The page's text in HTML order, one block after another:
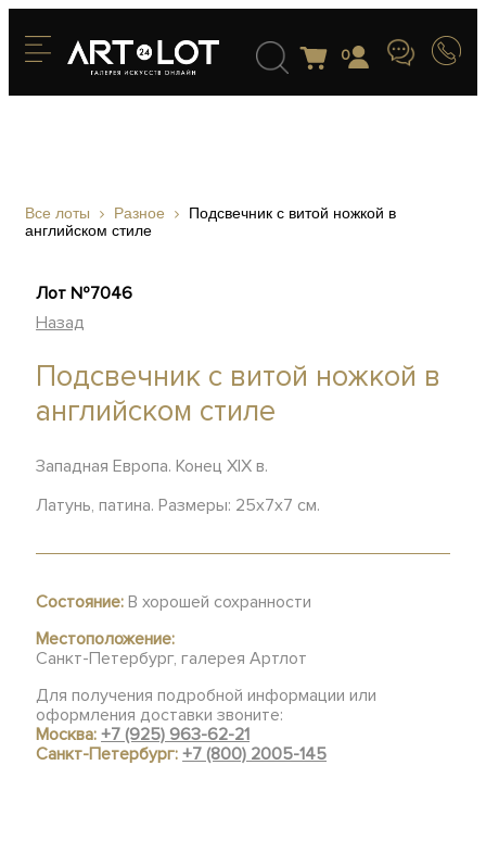
0
Все лоты Разное
Подсвечник с витой ножкой в
английском стиле
Лот №7046
Назад
Подсвечник с витой ножкой в
английском стиле
Западная Европа. Конец XIX в.
Латунь, патина. Размеры: 25х7х7 см.
Состояние: В хорошей сохранности
Местоположение:
Санкт-Петербург, галерея Артлот
Для получения подробной информации или
оформления доставки звоните:
Москва:+7 (925) 963-62-21
Санкт-Петербург:+7 (800) 2005-145